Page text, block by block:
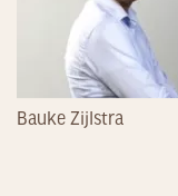
Bauke Zijlstra